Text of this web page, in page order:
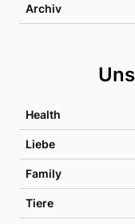
Archiv
Health
Liebe
Family
Tiere